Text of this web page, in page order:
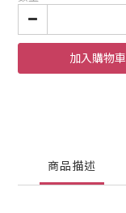
加入購物車
商品描述